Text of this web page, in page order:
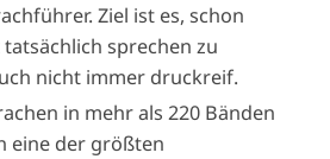
Ziel ist es, schon
sprechen zu
nicht immer druckreif.
in mehr als 220 Bänden
eine der größten